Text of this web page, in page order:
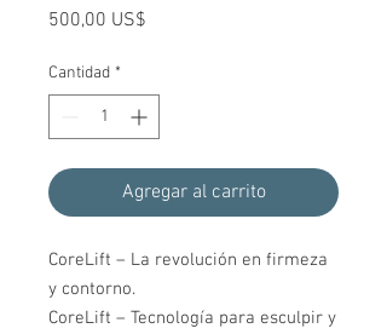
500,00 US$
Cantidad *
Agregar al carrito
CoreLift – La revolución en firmeza
y contorno.
CoreLift – Tecnología para esculpir y